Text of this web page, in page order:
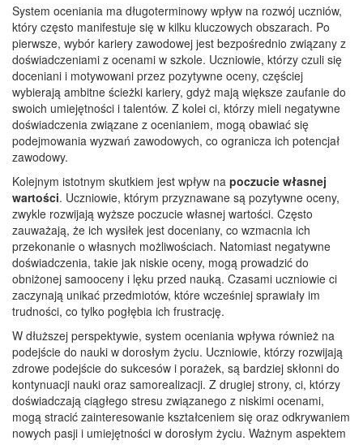
System oceniania ma długoterminowy wpływ na rozwój uczniów,
który często manifestuje się w kilku kluczowych obszarach. Po
pierwsze, wybór kariery zawodowej jest bezpośrednio związany z
doświadczeniami z ocenami w szkole. Uczniowie, którzy czuli się
doceniani i motywowani przez pozytywne oceny, częściej
wybierają ambitne ścieżki kariery, gdyż mają większe zaufanie do
swoich umiejętności i talentów. Z kolei ci, którzy mieli negatywne
doświadczenia związane z ocenianiem, mogą obawiać się
podejmowania wyzwań zawodowych, co ogranicza ich potencjał
zawodowy.
Kolejnym istotnym skutkiem jest wpływ na poczucie własnej
wartości. Uczniowie, którym przyznawane są pozytywne oceny,
zwykle rozwijają wyższe poczucie własnej wartości. Często
zauważają, że ich wysiłek jest doceniany, co wzmacnia ich
przekonanie o własnych możliwościach. Natomiast negatywne
doświadczenia, takie jak niskie oceny, mogą prowadzić do
obniżonej samooceny i lęku przed nauką. Czasami uczniowie ci
zaczynają unikać przedmiotów, które wcześniej sprawiały im
trudności, co tylko pogłębia ich frustrację.
W dłuższej perspektywie, system oceniania wpływa również na
podejście do nauki w dorosłym życiu. Uczniowie, którzy rozwijają
zdrowe podejście do sukcesów i porażek, są bardziej skłonni do
kontynuacji nauki oraz samorealizacji. Z drugiej strony, ci, którzy
doświadczają ciągłego stresu związanego z niskimi ocenami,
mogą stracić zainteresowanie kształceniem się oraz odkrywaniem
nowych pasji i umiejętności w dorosłym życiu. Ważnym aspektem